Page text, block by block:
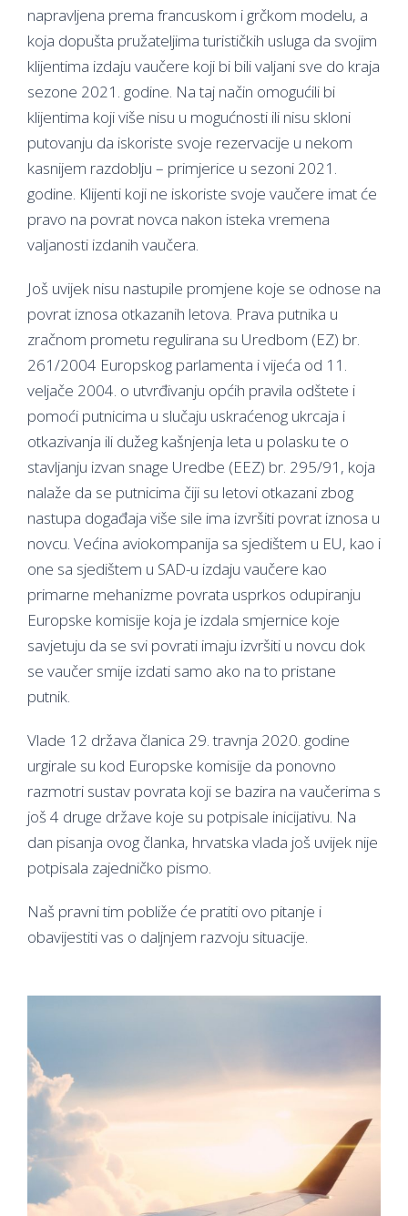
napravljena prema francuskom i grčkom modelu, a
koja dopušta pružateljima turističkih usluga da svojim
klijentima izdaju vaučere koji bi bili valjani sve do kraja
sezone 2021. godine. Na taj način omogućili bi
klijentima koji više nisu u mogućnosti ili nisu skloni
putovanju da iskoriste svoje rezervacije u nekom
kasnijem razdoblju – primjerice u sezoni 2021.
godine. Klijenti koji ne iskoriste svoje vaučere imat će
pravo na povrat novca nakon isteka vremena
valjanosti izdanih vaučera.
Još uvijek nisu nastupile promjene koje se odnose na
povrat iznosa otkazanih letova. Prava putnika u
zračnom prometu regulirana su Uredbom (EZ) br.
261/2004 Europskog parlamenta i vijeća od 11.
veljače 2004. o utvrđivanju općih pravila odštete i
pomoći putnicima u slučaju uskraćenog ukrcaja i
otkazivanja ili dužeg kašnjenja leta u polasku te o
stavljanju izvan snage Uredbe (EEZ) br. 295/91, koja
nalaže da se putnicima čiji su letovi otkazani zbog
nastupa događaja više sile ima izvršiti povrat iznosa u
novcu. Većina aviokompanija sa sjedištem u EU, kao i
one sa sjedištem u SAD-u izdaju vaučere kao
primarne mehanizme povrata usprkos odupiranju
Europske komisije koja je izdala smjernice koje
savjetuju da se svi povrati imaju izvršiti u novcu dok
se vaučer smije izdati samo ako na to pristane
putnik.
Vlade 12 država članica 29. travnja 2020. godine
urgirale su kod Europske komisije da ponovno
razmotri sustav povrata koji se bazira na vaučerima s
još 4 druge države koje su potpisale inicijativu. Na
dan pisanja ovog članka, hrvatska vlada još uvijek nije
potpisala zajedničko pismo.
Naš pravni tim pobliže će pratiti ovo pitanje i
obavijestiti vas o daljnjem razvoju situacije.